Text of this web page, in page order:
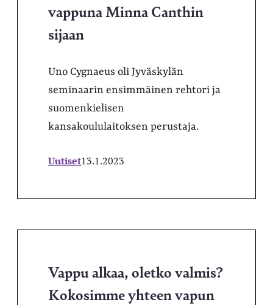
vappuna Minna Canthin
sijaan
Uno Cygnaeus oli Jyväskylän
seminaarin ensimmäinen rehtori ja
suomenkielisen
kansakoululaitoksen perustaja.
Uutiset13.1.2023
Vappu alkaa, oletko valmis?
Kokosimme yhteen vapun